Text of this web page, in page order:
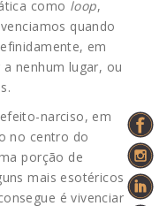
como loop,
quando
em
nenhum lugar, ou
narciso, em
no centro do
porção de
mais esotéricos
é vivenciar